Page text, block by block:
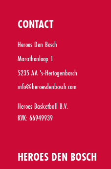
CONTACT
Heroes Den Bosch
Marathonloop 1
5235 AA 's-Hertogenbosch
info@heroesdenbosch.com
Heroes Basketball B.V.
KVK: 66949939
HEROES DEN BOSCH